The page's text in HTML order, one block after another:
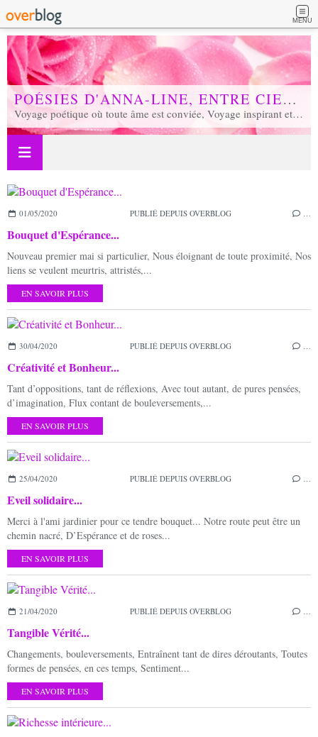
MENU
POÉSIES D'ANNA-LINE, ENTRE CIEL ET TERRE...
Voyage poétique où toute âme est conviée, Voyage inspirant et inspiré, Voyage en soi et d'unité, Voyage au coeur de notre réalité...
01/05/2020 PUBLIÉ DEPUIS OVERBLOG
Bouquet d'Espérance...
Nouveau premier mai si particulier, Nous éloignant de toute proximité, Nos
liens se veulent meurtris, attristés,...
EN SAVOIR PLUS
30/04/2020 PUBLIÉ DEPUIS OVERBLOG
Créativité et Bonheur...
Tant d’oppositions, tant de réflexions, Avec tout autant, de pures pensées,
d’imagination, Flux contant de bouleversements,...
EN SAVOIR PLUS
25/04/2020 PUBLIÉ DEPUIS OVERBLOG
Eveil solidaire...
Merci à l'ami jardinier pour ce tendre bouquet... Notre route peut être un
chemin nacré, D’Espérance et de roses...
EN SAVOIR PLUS
21/04/2020 PUBLIÉ DEPUIS OVERBLOG
Tangible Vérité...
Changements, bouleversements, Entraînent tant de dires déroutants, Toutes
formes de pensées, en ces temps, Sentiment...
EN SAVOIR PLUS